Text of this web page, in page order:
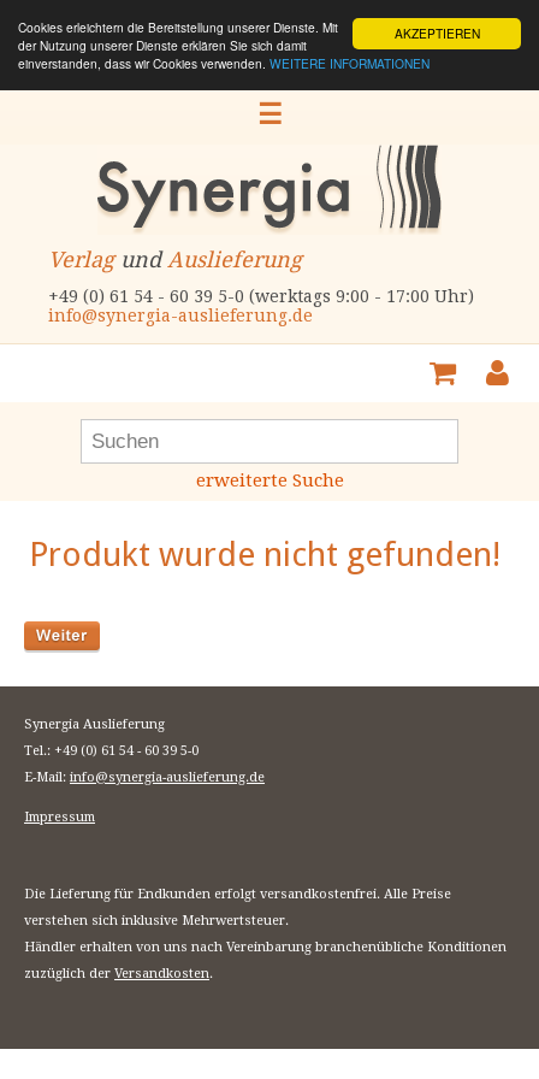
AKZEPTIEREN
Cookies erleichtern die Bereitstellung unserer Dienste. Mit
der Nutzung unserer Dienste erklären Sie sich damit
einverstanden, dass wir Cookies verwenden. WEITERE INFORMATIONEN
☰
VerlagundAuslieferung
+49 (0) 61 54 - 60 39 5-0 (werktags 9:00 - 17:00 Uhr)
info@synergia-auslieferung.de
erweiterte Suche
Produkt wurde nicht gefunden!
Synergia Auslieferung
Tel.: +49 (0) 61 54 - 60 39 5-0
E-Mail: info@synergia-auslieferung.de
Impressum
Die Lieferung für Endkunden erfolgt versandkostenfrei. Alle Preise
verstehen sich inklusive Mehrwertsteuer.
Händler erhalten von uns nach Vereinbarung branchenübliche Konditionen
zuzüglich der Versandkosten.